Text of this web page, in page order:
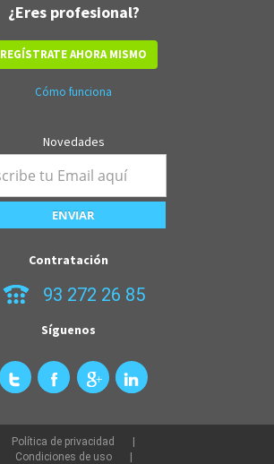
¿Eres profesional?
REGÍSTRATE AHORA MISMO
Cómo funciona
Novedades
Contratación
93 272 26 85
Síguenos
Política de privacidad
Condiciones de uso